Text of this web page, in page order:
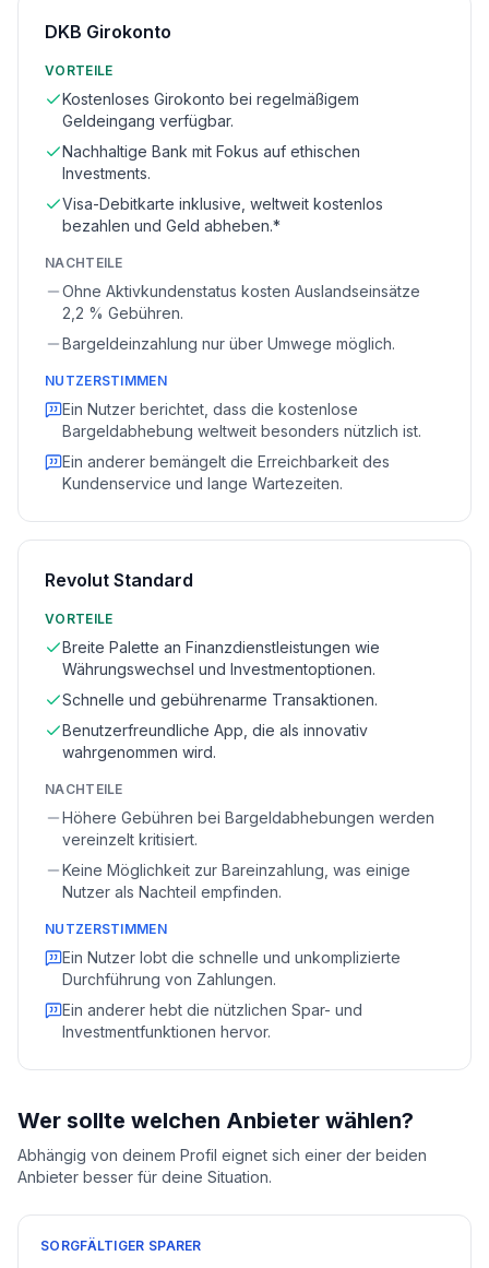
DKB Girokonto
VORTEILE
Kostenloses Girokonto bei regelmäßigem
Geldeingang verfügbar.
Nachhaltige Bank mit Fokus auf ethischen
Investments.
Visa-Debitkarte inklusive, weltweit kostenlos
bezahlen und Geld abheben.*
NACHTEILE
Ohne Aktivkundenstatus kosten Auslandseinsätze
2,2 % Gebühren.
Bargeldeinzahlung nur über Umwege möglich.
NUTZERSTIMMEN
Ein Nutzer berichtet, dass die kostenlose
Bargeldabhebung weltweit besonders nützlich ist.
Ein anderer bemängelt die Erreichbarkeit des
Kundenservice und lange Wartezeiten.
Revolut Standard
VORTEILE
Breite Palette an Finanzdienstleistungen wie
Währungswechsel und Investmentoptionen.
Schnelle und gebührenarme Transaktionen.
Benutzerfreundliche App, die als innovativ
wahrgenommen wird.
NACHTEILE
Höhere Gebühren bei Bargeldabhebungen werden
vereinzelt kritisiert.
Keine Möglichkeit zur Bareinzahlung, was einige
Nutzer als Nachteil empfinden.
NUTZERSTIMMEN
Ein Nutzer lobt die schnelle und unkomplizierte
Durchführung von Zahlungen.
Ein anderer hebt die nützlichen Spar- und
Investmentfunktionen hervor.
Wer sollte welchen Anbieter wählen?
Abhängig von deinem Profil eignet sich einer der beiden
Anbieter besser für deine Situation.
SORGFÄLTIGER SPARER